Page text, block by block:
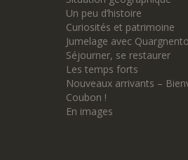
Un peu d’histoire
Curiosités et patrimoine
Jumelage avec Quargnento
Séjourner, se restaurer
Les temps forts
Nouveaux arrivants –
Coubon !
En images